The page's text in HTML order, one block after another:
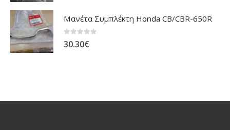
Μανέτα Συμπλέκτη Honda CB/CBR-650R
30.30€